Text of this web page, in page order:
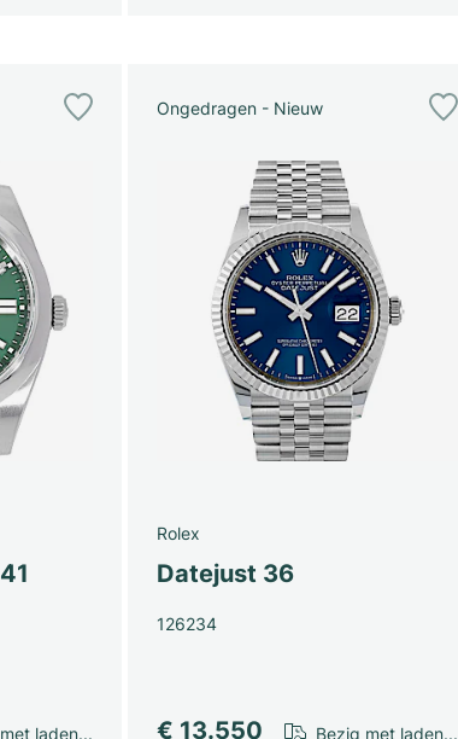
laden...
Ongedragen - Nieuw
Rolex
Datejust 36
126234
€ 13.550 Bezig met laden...